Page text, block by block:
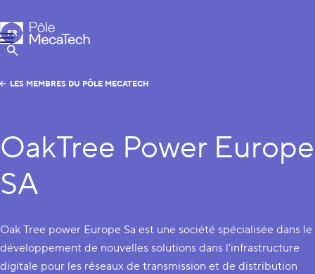
Pôle MecaTech
Menu
Afficher la Recherche
FR
EN
LES MEMBRES DU PÔLE MECATECH
OakTree Power Europe
SA
Oak Tree power Europe Sa est une société spécialisée dans le
développement de nouvelles solutions dans l'infrastructure
digitale pour les réseaux de transmission et de distribution